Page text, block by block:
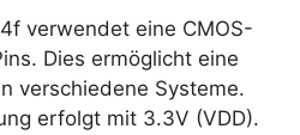
verwendet eine CMOS-
Dies ermöglicht eine
verschiedene Systeme.
erfolgt mit 3.3V (VDD).